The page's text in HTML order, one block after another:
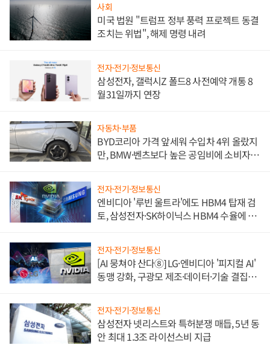
사회
미국 법원 "트럼프 정부 풍력 프로젝트 동결
조치는 위법", 해제 명령 내려
전자·전기·정보통신
삼성전자, 갤럭시Z 폴드8 사전예약 개통 8
월31일까지 연장
자동차·부품
BYD코리아 가격 앞세워 수입차 4위 올랐지
만, BMW·벤츠보다 높은 공임비에 소비자
전자·전기·정보통신
엔비디아 '루빈 울트라'에도 HBM4 탑재 검
토, 삼성전자·SK하이닉스 HBM4 수율에 주
전자·전기·정보통신
[AI 뭉쳐야 산다⑧] LG·엔비디아 '피지컬 AI'
동맹 강화, 구광모 제조·데이터·기술 결집
전자·전기·정보통신
삼성전자 넷리스트와 특허분쟁 매듭, 5년 동
안 최대 1.3조 라이선스비 지급